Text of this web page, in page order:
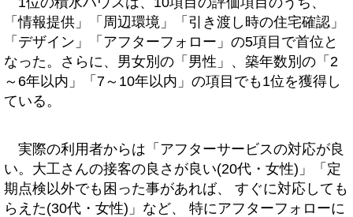
「情報提供」「周辺環境」「引き渡し時の住宅確認」
「デザイン」「アフターフォロー」の5項目で首位と
なった。さらに、男女別の「男性」、築年数別の「2
～6年以内」「7～10年以内」の項目でも1位を獲得し
ている。
実際の利用者からは「アフターサービスの対応が良
い。大工さんの接客の良さが良い(20代・女性)」「定
期点検以外でも困った事があれば、 すぐに対応しても
らえた(30代・女性)」など、 特にアフターフォローに